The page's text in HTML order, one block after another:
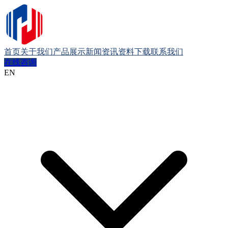
首页关于我们产品展示新闻资讯资料下载联系我们
在线咨询
EN